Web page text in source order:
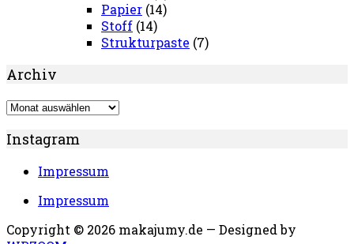
Papier (14)
Stoff (14)
Strukturpaste (7)
Archiv
Archiv
Instagram
Impressum
Impressum
Copyright © 2026 makajumy.de — Designed by